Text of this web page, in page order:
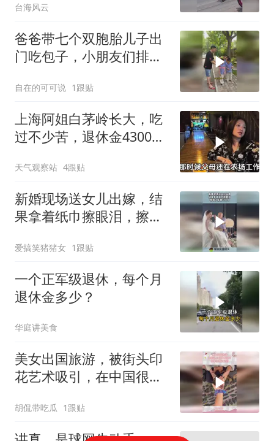
台海风云
爸爸带七个双胞胎儿子出
门吃包子，小朋友们排队
自在的可可说 1跟贴
上海阿姐白茅岭长大，吃
过不少苦，退休金4300
天气观察站 4跟贴
新婚现场送女儿出嫁，结
果拿着纸巾擦眼泪，擦到
爱搞笑猪猪女 1跟贴
一个正军级退休，每个月
退休金多少？
华庭讲美食
美女出国旅游，被街头印
花艺术吸引，在中国很少
胡侃带吃瓜 1跟贴